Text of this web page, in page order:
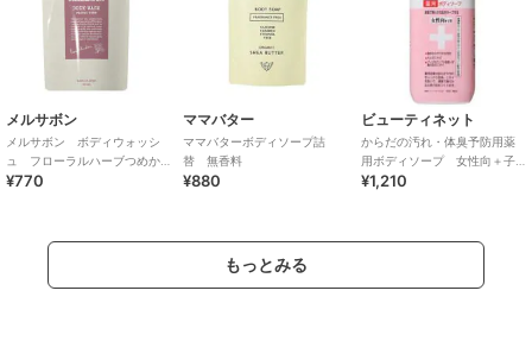
メルサボン
メルサボン ボディウォッシ
ュ フローラルハーブつめか
え
¥770
ママバター
ママバターボディソープ詰
替 無香料
¥880
ビューティネット
からだの汚れ・体臭予防用薬
用ボディソープ 女性向＋子
供
¥1,210
もっとみる